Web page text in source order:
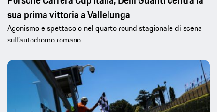
sua prima vittoria a Vallelunga
Agonismo e spettacolo nel quarto round stagionale di scena
sull’autodromo romano